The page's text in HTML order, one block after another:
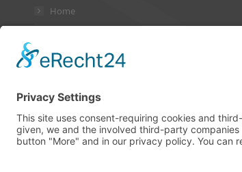
Home
Kontakt
Datenschutzerklärung
Impressum